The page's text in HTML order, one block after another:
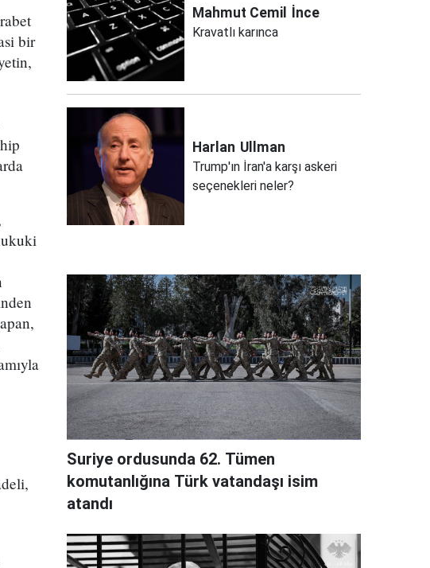
bir
Mahmut Cemil İnce
Kravatlı karınca
Harlan Ullman
Trump'ın İran'a karşı askeri
seçenekleri neler?
Suriye ordusunda 62. Tümen
komutanlığına Türk vatandaşı isim
atandı